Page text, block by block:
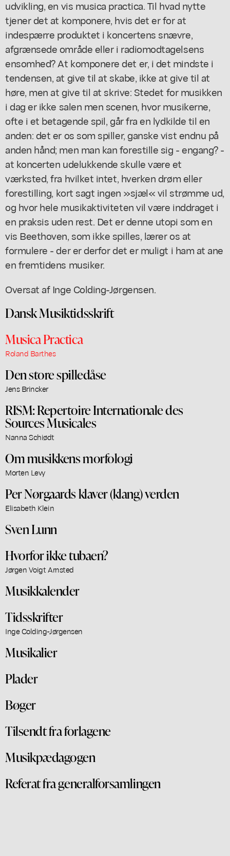
udvikling, en vis musica practica. Til hvad nytte
tjener det at komponere, hvis det er for at
indespærre produktet i koncertens snævre,
afgrænsede område eller i radiomodtagelsens
ensomhed? At komponere det er, i det mindste i
tendensen, at give til at skabe, ikke at give til at
høre, men at give til at skrive: Stedet for musikken
i dag er ikke salen men scenen, hvor musikerne,
ofte i et betagende spil, går fra en lydkilde til en
anden: det er os som spiller, ganske vist endnu på
anden hånd; men man kan forestille sig - engang? -
at koncerten udelukkende skulle være et
værksted, fra hvilket intet, hverken drøm eller
forestilling, kort sagt ingen »sjæl« vil strømme ud,
og hvor hele musikaktiviteten vil være inddraget i
en praksis uden rest. Det er denne utopi som en
vis Beethoven, som ikke spilles, lærer os at
formulere - der er derfor det er muligt i ham at ane
en fremtidens musiker.
Oversat af Inge Colding-Jørgensen.
Dansk Musiktidsskrift
Musica Practica
Roland Barthes
Den store spilledåse
Jens Brincker
RISM: Repertoire Internationale des
Sources Musicales
Nanna Schiødt
Om musikkens morfologi
Morten Levy
Per Nørgaards klaver (klang) verden
Elisabeth Klein
Sven Lunn
Hvorfor ikke tubaen?
Jørgen Voigt Arnsted
Musikkalender
Tidsskrifter
Inge Colding-Jørgensen
Musikalier
Plader
Bøger
Tilsendt fra forlagene
Musikpædagogen
Referat fra generalforsamlingen